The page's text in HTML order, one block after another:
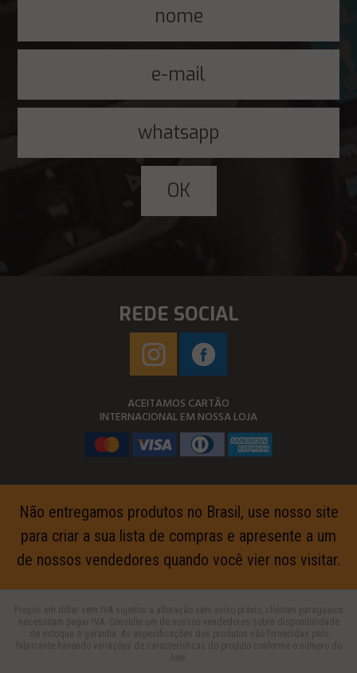
REDE SOCIAL
ACEITAMOS CARTÃO
INTERNACIONAL EM NOSSA LOJA
Não entregamos produtos no Brasil, use nosso site
para criar a sua lista de compras e apresente a um
de nossos vendedores quando você vier nos visitar.